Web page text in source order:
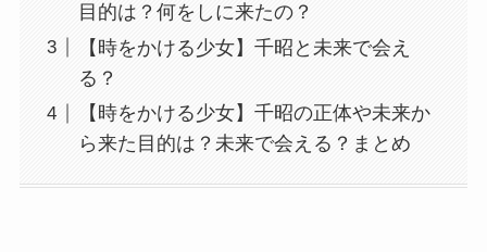
目的は？何をしに来たの？
【時をかける少女】千昭と未来で会え
る？
【時をかける少女】千昭の正体や未来か
ら来た目的は？未来で会える？まとめ